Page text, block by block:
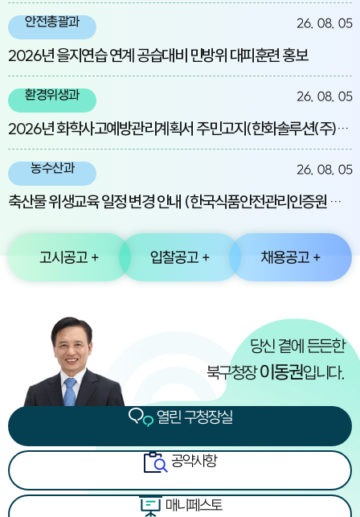
안전총괄과
2026년 을지연습 연계 공습대비 민방위 대피훈련 홍보
26. 08. 05
환경위생과
2026년 화학사고예방관리계획서 주민고지(한화솔루션(주)울산2공장)
26. 08. 05
농수산과
축산물 위생교육 일정 변경 안내 (한국식품안전관리인증원 교육)
26. 08. 05
고시공고 + 입찰공고 + 채용공고 +
열린 구청장실
당신 곁에 든든한
북구청장이동권입니다.
열린 구청장실
공약사항
매니페스토